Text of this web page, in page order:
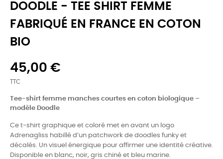
DOODLE - TEE SHIRT FEMME
FABRIQUÉ EN FRANCE EN COTON
BIO
45,00 €
TTC
Tee-shirt femme manches courtes en coton biologique –
modèle Doodle
Ce t-shirt graphique et coloré met en avant un logo
Adrenagliss habillé d’un patchwork de doodles funky et
décalés. Un visuel énergique pour affirmer une identité créative.
Disponible en blanc, noir, gris chiné et bleu marine.